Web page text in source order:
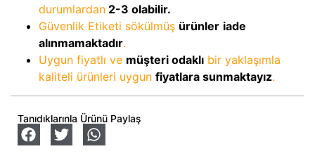
durumlardan 2-3 olabilir.
Güvenlik Etiketi sökülmüş ürünler iade
alınmamaktadır.
Uygun fiyatlı ve müşteri odaklı bir yaklaşımla
kaliteli ürünleri uygun fiyatlara sunmaktayız.
Tanıdıklarınla Ürünü Paylaş